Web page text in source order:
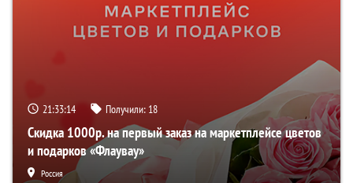
21:33:13 Получили: 18
Скидка 1000р. на первый заказ на маркетплейсе цветов
и подарков «Флаувау»
Россия